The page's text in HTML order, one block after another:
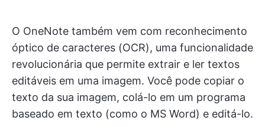
O OneNote também vem com reconhecimento
óptico de caracteres (OCR), uma funcionalidade
revolucionária que permite extrair e ler textos
editáveis em uma imagem. Você pode copiar o
texto da sua imagem, colá-lo em um programa
baseado em texto (como o MS Word) e editá-lo.